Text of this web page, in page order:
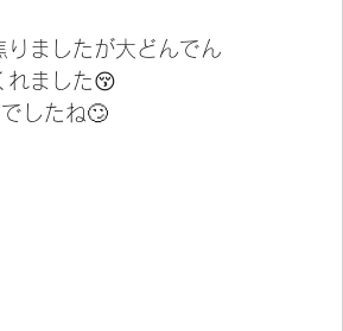
ましたが大どんでん
れました😚
したね🙄